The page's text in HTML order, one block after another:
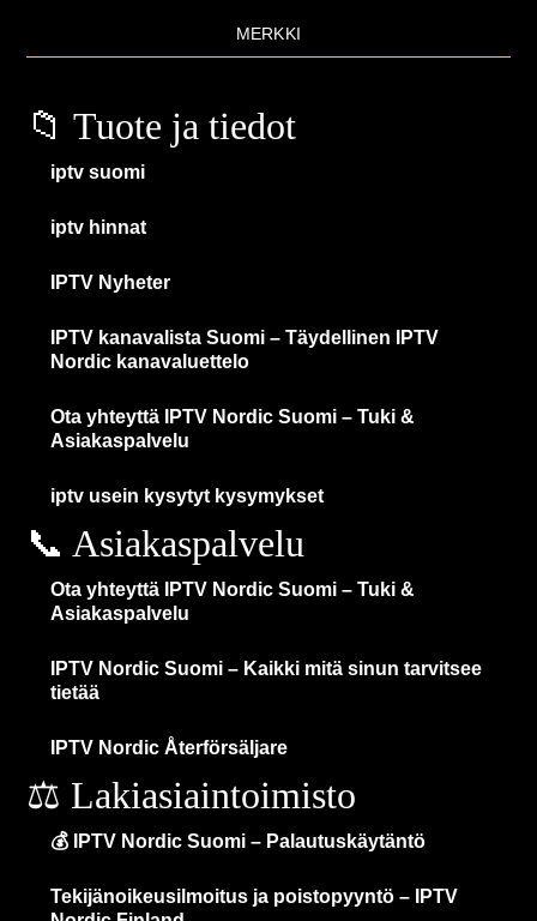
MERKKI
📁 Tuote ja tiedot
iptv suomi
iptv hinnat
IPTV Nyheter
IPTV kanavalista Suomi – Täydellinen IPTV
Nordic kanavaluettelo
Ota yhteyttä IPTV Nordic Suomi – Tuki &
Asiakaspalvelu
iptv usein kysytyt kysymykset
📞 Asiakaspalvelu
Ota yhteyttä IPTV Nordic Suomi – Tuki &
Asiakaspalvelu
IPTV Nordic Suomi – Kaikki mitä sinun tarvitsee
tietää
IPTV Nordic Återförsäljare
⚖️ Lakiasiaintoimisto
💰 IPTV Nordic Suomi – Palautuskäytäntö
Tekijänoikeusilmoitus ja poistopyyntö – IPTV